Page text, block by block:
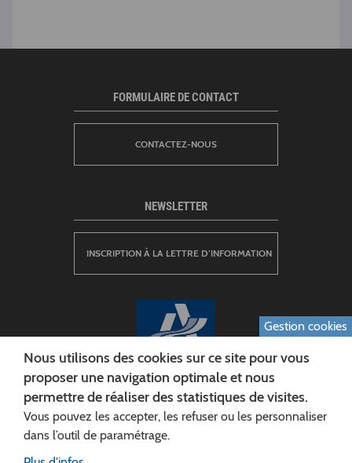
CONSEIL DÉPARTEMENTAL DE L'AISNE
Siège :
FORMULAIRE DE CONTACT
CONTACTEZ-NOUS
NEWSLETTER
INSCRIPTION À LA LETTRE D’INFORMATION
Gestion cookies
Nous utilisons des cookies sur ce site pour vous
proposer une navigation optimale et nous
permettre de réaliser des statistiques de visites.
Vous pouvez les accepter, les refuser ou les personnaliser
dans l’outil de paramétrage.